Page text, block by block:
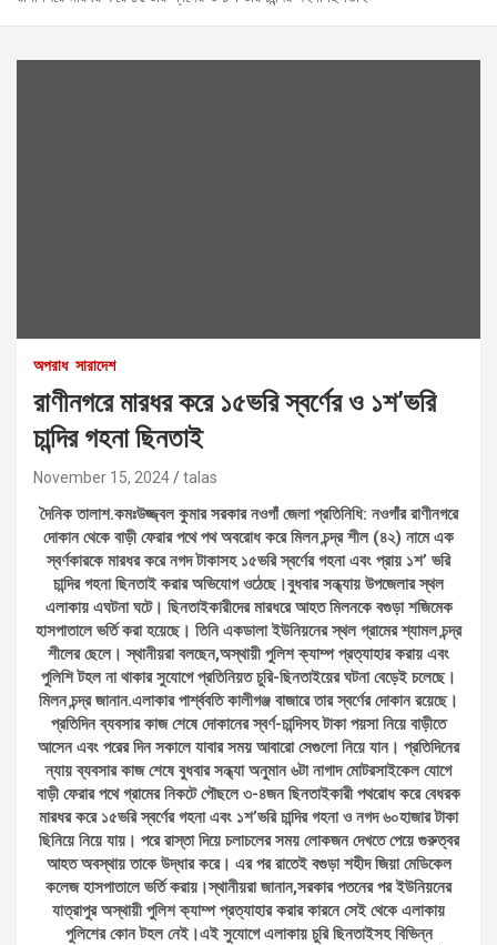
অপরাধ সারাদেশ
রাণীনগরে মারধর করে ১৫ভরি স্বর্ণের ও ১শ’ভরি
চান্দির গহনা ছিনতাই
November 15, 2024 talas
দৈনিক তালাশ.কমঃউজ্জ্বল কুমার সরকার নওগাঁ জেলা প্রতিনিধি: নওগাঁর রাণীনগরে
দোকান থেকে বাড়ী ফেরার পথে পথ অবরোধ করে মিলন চন্দ্র শীল (৪২) নামে এক
স্বর্ণকারকে মারধর করে নগদ টাকাসহ ১৫ভরি স্বর্ণের গহনা এবং প্রায় ১শ’ ভরি
চান্দির গহনা ছিনতাই করার অভিযোগ ওঠেছে।বুধবার সন্ধ্যায় উপজেলার স্থল
এলাকায় এঘটনা ঘটে। ছিনতাইকারীদের মারধরে আহত মিলনকে বগুড়া শজিমেক
হাসপাতালে ভর্তি করা হয়েছে। তিনি একডালা ইউনিয়নের স্থল গ্রামের শ্যামল চন্দ্র
শীলের ছেলে। স্থানীয়রা বলছেন,অস্থায়ী পুলিশ ক্যাম্প প্রত্যাহার করায় এবং
পুলিশি টহল না থাকার সুযোগে প্রতিনিয়ত চুরি-ছিনতাইয়ের ঘটনা বেড়েই চলেছে।
মিলন চন্দ্র জানান.এলাকার পার্শ্ববতি কালীগঞ্জ বাজারে তার স্বর্ণের দোকান রয়েছে।
প্রতিদিন ব্যবসার কাজ শেষে দোকানের স্বর্ণ-চান্দিসহ টাকা পয়সা নিয়ে বাড়ীতে
আসেন এবং পরের দিন সকালে যাবার সময় আবারো সেগুলো নিয়ে যান। প্রতিদিনের
ন্যায় ব্যবসার কাজ শেষে বুধবার সন্ধ্যা অনুমান ৬টা নাগাদ মোটরসাইকেল যোগে
বাড়ী ফেরার পথে গ্রামের নিকটে পৌছলে ৩-৪জন ছিনতাইকারী পথরোধ করে বেধরক
মারধর করে ১৫ভরি স্বর্ণের গহনা এবং ১শ’ভরি চান্দির গহনা ও নগদ ৬০হাজার টাকা
ছিনিয়ে নিয়ে যায়। পরে রাস্তা দিয়ে চলাচলের সময় লোকজন দেখতে পেয়ে গুরুত্বর
আহত অবস্থায় তাকে উদ্ধার করে। এর পর রাতেই বগুড়া শহীদ জিয়া মেডিকেল
কলেজ হাসপাতালে ভর্তি করায়।স্থানীয়রা জানান,সরকার পতনের পর ইউনিয়নের
যাত্রাপুর অস্থায়ী পুলিশ ক্যাম্প প্রত্যাহার করার কারনে সেই থেকে এলাকায়
পুলিশের কোন টহল নেই।এই সুযোগে এলাকায় চুরি ছিনতাইসহ বিভিন্ন